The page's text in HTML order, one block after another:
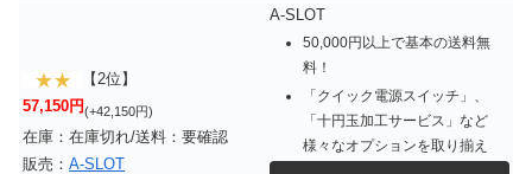
【2位】
57,150円(+42,150円)
在庫：在庫切れ/送料：要確認
販売： A-SLOT
A-SLOT
50,000円以上で基本の送料無
料！
「クイック電源スイッチ」、
「十円玉加工サービス」など
様々なオプションを取り揃え